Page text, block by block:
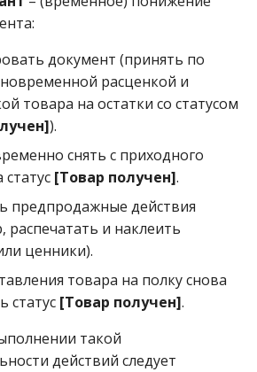
2023)
Реестр документов
Реестр документов
розничного склада
Реестр приходов от
Реестр розничных цен
Справка о
ТО
Статотчёт по группам
товара (Генератор)
Формы 7-МЗ, 11-МЗ
документ (принять по
расценкой и
товара на остатки со статусом
).
снять с приходного
[Товар получен].
предпродажные действия
распечатать и наклеить
ценники).
товара на полку снова
статус [Товар получен].
такой
действий следует